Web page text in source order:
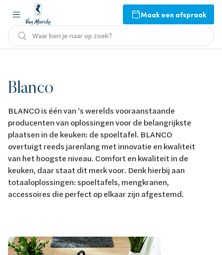
Maak een afspraak
Waar ben je naar op zoek?
Blanco
BLANCO is één van ’s werelds vooraanstaande
producenten van oplossingen voor de belangrijkste
plaatsen in de keuken: de spoeltafel. BLANCO
overtuigt reeds jarenlang met innovatie en kwaliteit
van het hoogste niveau. Comfort en kwaliteit in de
keuken, daar staat dit merk voor. Denk hierbij aan
totaaloplossingen: spoeltafels, mengkranen,
accessoires die perfect op elkaar zijn afgestemd.